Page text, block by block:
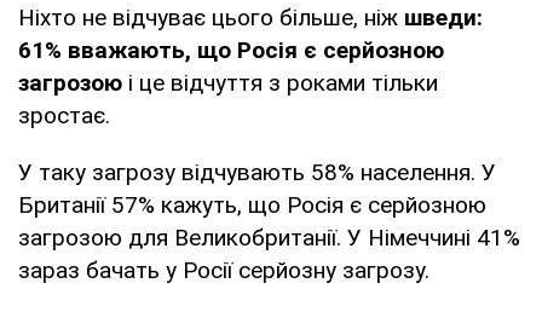
Ніхто не відчуває цього більше, ніж шведи:
61% вважають, що Росія є серйозною
загрозою і це відчуття з роками тільки
зростає.
У таку загрозу відчувають 58% населення. У
Британії 57% кажуть, що Росія є серйозною
загрозою для Великобританії. У Німеччині 41%
зараз бачать у Росії серйозну загрозу.